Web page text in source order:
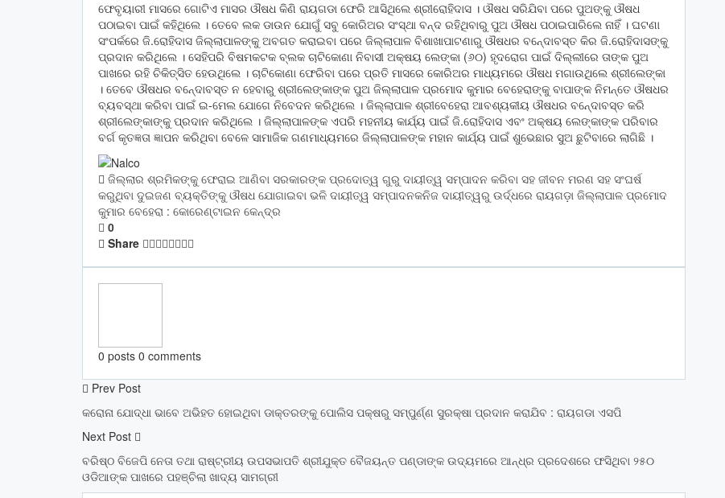
ଫେବୃୟାରୀ ମାସରେ ଗୋଟିଏ ମାସର ଔଷଧ କିଣି ରାୟଗଡା ଫେରି ଆସିଥିଲେ ଶ୍ରୀରୋହିଦାସ । ଔଷଧ ସରିଯିବା ପରେ ପୁଅଙ୍କୁ ଔଷଧ
ପଠାଇବା ପାଇଁ କହିଥିଲେ । ତେବେ ଲକ ଡାଉନ ଯୋଗୁଁ ସବୁ କୋରିଅର ସଂସ୍ଥା ବନ୍ଦ ରହିଥିବାରୁ ପୁଅ ଔଷଧ ପଠାଇପାରିଲେ ନାହିଁ । ଘଟଣା
ସଂପର୍କରେ ଜି.ରୋହିଦାସ ଜିଲ୍ଲାପାଳଙ୍କୁ ଅବଗତ କରାଇବା ପରେ ଜିଲ୍ଲାପାଳ ବିଶାଖାପାଟଣାରୁ ଔଷଧର ବନେ୍ଦାବସ୍ତ କିର ଜି.ରୋହିଦାସଙ୍କୁ
ପ୍ରଦାନ କରିଥିଲେ । ସେହିପରି ବିଷମକଟକ ବ୍ଲକ ଚାଟିକୋଣା ନିବାସୀ ଅକ୍ଷୟ ଲେଙ୍କା (୬୦) ହୃଦରୋଗ ପାଇଁ ଦିଲ୍ଲୀରେ ତାଙ୍କ ପୁଅ
ପାଖରେ ରହି ଚିକିତ୍ସିତ ହେଉଥିଲେ । ଚାଟିକୋଣା ଫେରିବା ପରେ ପ୍ରତି ମାସରେ କୋରିଅର ମାଧ୍ୟମରେ ଔଷଧ ମଗାଉଥିଲେ ଶ୍ରୀଲେଙ୍କା
। ତେବେ ଔଷଧର ବନେ୍ଦାବସ୍ତ ନ ହେବାରୁ ଶ୍ରୀଲେଙ୍କାଙ୍କ ପୁଅ ଜିଲ୍ଲାପାଳ ପ୍ରମୋଦ କୁମାର ବେହେରାଙ୍କୁ ବାପାଙ୍କ ନିମନ୍ତେ ଔଷଧର
ବ୍ୟବସ୍ଥା କରିବା ପାଇଁ ଇ-ମେଲ ଯୋଗେ ନିବେଦନ କରିଥିଲେ । ଜିଲ୍ଲାପାଳ ଶ୍ରୀବେହେରା ଆବଶ୍ୟକୀୟ ଔଷଧର ବନେ୍ଦାବସ୍ତ କରି
ଶ୍ରୀଲେଙ୍କାଙ୍କୁ ପ୍ରଦାନ କରିଥିଲେ । ଜିଲ୍ଲାପାଳଙ୍କ ଏପରି ମହନୀୟ କାର୍ଯ୍ୟ ପାଇଁ ଜି.ରୋହିଦାସ ଏବଂ ଅକ୍ଷୟ ଲେଙ୍କାଙ୍କ ପରିବାର
ବର୍ଗ କୃତଜ୍ଞତା ଜ୍ଞାପନ କରିଥିବା ବେଳେ ସାମାଜିକ ଗଣମାଧ୍ୟମରେ ଜିଲ୍ଲାପାଳଙ୍କ ମହାନ କାର୍ଯ୍ୟ ପାଇଁ ଶୁଭେଛାର ସୁଅ ଛୁଟିବାରେ ଲାଗିଛି ।
ଜିଲ୍ଲାର ଶ୍ରମିକଙ୍କୁ ଫେରାଇ ଆଣିବା ସରକାରଙ୍କ ପ୍ରଦୋତ୍ୱ ଗୁରୁ ଦାୟୀତ୍ୱ ସମ୍ପାଦନ କରିବା ସହ ଜୀବନ ମରଣ ସହ ସଂଘର୍ଷ
କରୁଥିବା ଦୁଇଜଣ ବ୍ୟକ୍ତିଙ୍କୁ ଔଷଧ ଯୋଗାଇବା ଭଳି ଦାୟୀତ୍ୱ ସମ୍ପାଦନକନିଜ ଦାୟୀତ୍ୱରୁ ଉର୍ଦ୍ଧରେ ରାୟଗଡ଼ା ଜିଲ୍ଲାପାଳ ପ୍ରମୋଦ
କୁମାର ବେହେରା : କୋରେଣ୍ଟାଇନ କେନ୍ଦ୍ର
0
Share
0 posts 0 comments
Prev Post
କରୋନା ଯୋଦ୍ଧା ଭାବେ ଅଭିହତ ହୋଇଥିବା ଡାକ୍ତରଙ୍କୁ ପୋଲିସ ପକ୍ଷରୁ ସମ୍ପୁର୍ଣ୍ଣ ସୁରକ୍ଷା ପ୍ରଦାନ କରାଯିବ : ରାୟଗଡା ଏସପି
Next Post
ବରିଷ୍ଠ ବିଜେପି ନେତା ତଥା ରାଷ୍ଟ୍ରୀୟ ଉପସଭାପତି ଶ୍ରୀଯୁକ୍ତ ବୈଜୟନ୍ତ ପଣ୍ଡାଙ୍କ ଉଦ୍ୟମରେ ଆନ୍ଧ୍ର ପ୍ରଦେଶରେ ଫସିଥିବା ୨୫୦
ଓଡିଆଙ୍କ ପାଖରେ ପହଞ୍ଚିଲା ଖାଦ୍ୟ ସାମଗ୍ରୀ